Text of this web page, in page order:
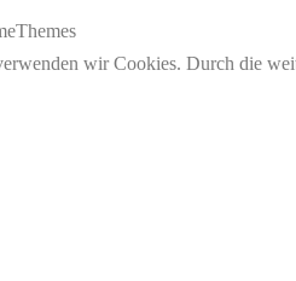
wir Cookies. Durch die